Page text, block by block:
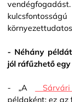
- Néhány
jól ráfűzhető
- „A
példaként: ez az